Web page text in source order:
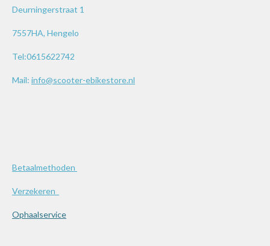
Deurningerstraat 1
7557HA, Hengelo
Tel:0615622742
Mail: info@scooter-ebikestore.nl
Betaalmethoden
Verzekeren
Ophaalservice